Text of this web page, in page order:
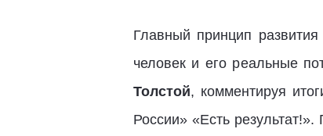
Главный принцип
человек и его реальные
Толстой, комментируя
России» «Есть